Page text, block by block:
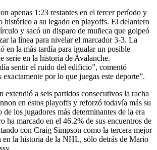
apenas 1:23 restantes en el tercer período y
histórico a su legado en playoffs. El delantero
y sacó un disparo de muñeca que golpeó
la línea para nivelar el marcador 3-3. La
en la más tardía para igualar un posible
serie en la historia de Avalanche.
sentir el ruido del edificio”, comentó
por lo que juegas este deporte”.
extendió a seis partidos consecutivos la racha
en estos playoffs y reforzó todavía más su
los jugadores más determinantes de la era
ha marcado en el 46.2% de sus encuentros de
con Craig Simpson como la tercera mejor
en la historia de la NHL, sólo detrás de Mario